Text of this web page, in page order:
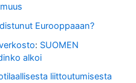
Eurooppaaan?
: SUOMEN
alkoi
liittoutumisesta